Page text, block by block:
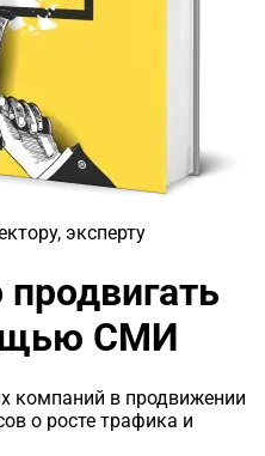
эксперту
СМИ
компаний в продвижении
о росте трафика и